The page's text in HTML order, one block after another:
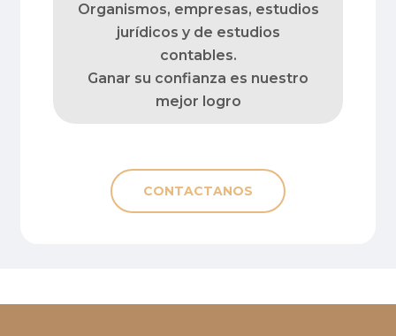
Organismos, empresas, estudios
jurídicos y de estudios
contables.
Ganar su confianza es nuestro
mejor logro
CONTACTANOS